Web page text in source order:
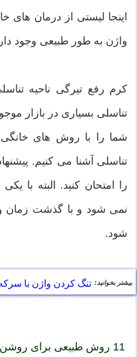
اینجا لیستی از درمان های
واژن به طور طبیعی وجود
کرم رفع تیرگی ناحیه
تناسلی بسیاری در بازار
شما را با روش های
تناسلی آشنا می کنیم.
را امتحان کنید. البته با
نمی شود و با گذشت زمان
شود.
بیشتر بخوانید: تنگ کردن واژن با
11 روش طبیعی برای روشن شدن واژن